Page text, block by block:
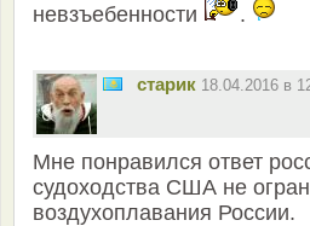
невзъебенности
.
старик 18.04.2016 в
Мне понравился ответ
судоходства США не
воздухоплавания России.